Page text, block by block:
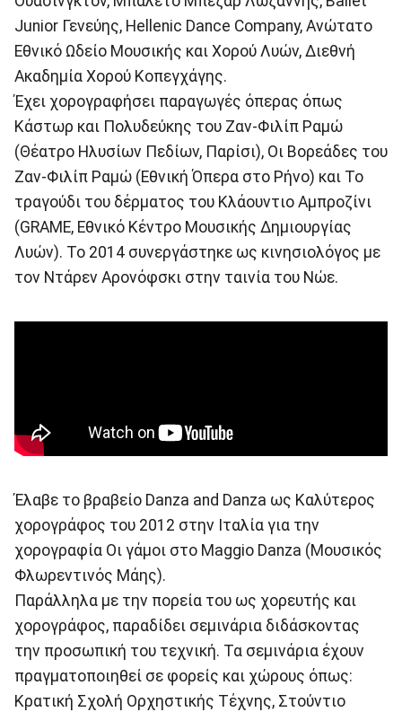
Junior Γενεύης, Hellenic Dance Company, Aνώτατο
Εθνικό Ωδείο Μουσικής και Χορού Λυών, Διεθνή
Ακαδημία Χορού Κοπεγχάγης.
Έχει χορογραφήσει παραγωγές όπερας όπως
Κάστωρ και Πολυδεύκης του Ζαν-Φιλίπ Ραμώ
(Θέατρο Ηλυσίων Πεδίων, Παρίσι), Οι Βορεάδες του
Ζαν-Φιλίπ Ραμώ (Εθνική Όπερα στο Ρήνο) και Το
τραγούδι του δέρματος του Κλάουντιο Αμπροζίνι
(GRAME, Εθνικό Κέντρο Μουσικής Δημιουργίας
Λυών). Το 2014 συνεργάστηκε ως κινησιολόγος με
τον Ντάρεν Αρονόφσκι στην ταινία του Νώε.
Έλαβε το βραβείο Danza and Danza ως Kαλύτερος
χορογράφος του 2012 στην Ιταλία για την
χορογραφία Οι γάμοι στο Maggio Danza (Μουσικός
Φλωρεντινός Μάης).
Παράλληλα με την πορεία του ως χορευτής και
χορογράφος, παραδίδει σεμινάρια διδάσκοντας
την προσωπική του τεχνική. Τα σεμινάρια έχουν
πραγματοποιηθεί σε φορείς και χώρους όπως:
Κρατική Σχολή Ορχηστικής Τέχνης, Στούντιο